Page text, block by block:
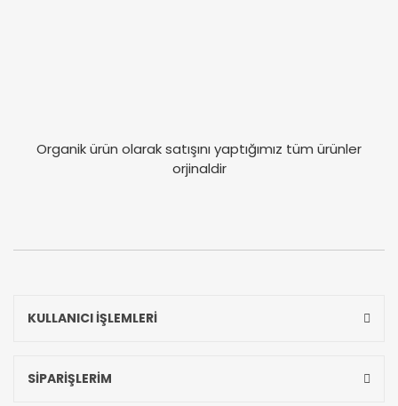
Organik ürün olarak satışını yaptığımız tüm ürünler
orjinaldir
KULLANICI İŞLEMLERİ
SİPARİŞLERİM